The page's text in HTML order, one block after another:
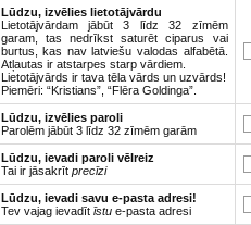
Lūdzu, izvēlies lietotājvārdu
Lietotājvārdam jābūt 3 līdz 32 zīmēm
garam, tas nedrīkst saturēt ciparus vai
burtus, kas nav latviešu valodas alfabētā.
Atļautas ir atstarpes starp vārdiem.
Lietotājvārds ir tava tēla vārds un uzvārds!
Piemēri: “Kristians”, “Flēra Goldinga”.
Lūdzu, izvēlies paroli
Parolēm jābūt 3 līdz 32 zīmēm garām
Lūdzu, ievadi paroli vēlreiz
Tai ir jāsakrīt precīzi
Lūdzu, ievadi savu e-pasta adresi!
Tev vajag ievadīt īstue-pasta adresi